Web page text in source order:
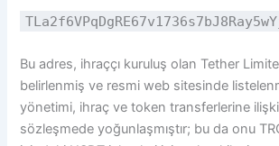
Bu adres, ihraççı kuruluş olan Tether
belirlenmiş ve resmi web sitesinde
yönetimi, ihraç ve token transferlerine
sözleşmede yoğunlaşmıştır; bu da onu